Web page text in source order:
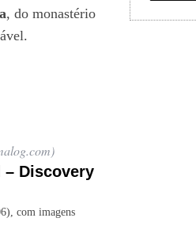
, do monastério
Discovery
com imagens